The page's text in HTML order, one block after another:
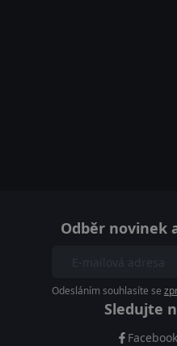
Odběr novinek
Odesláním souhlasíte se
Sledujte
Facebook